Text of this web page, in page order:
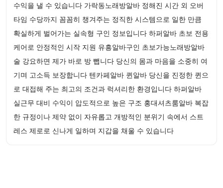
수익을 낼 수 있습니다 가락동노래방알바 정해진 시간 외 오버
타임 수당까지 꼼꼼히 챙겨주는 정직한 시스템으로 일한 만큼
확실하게 벌어가는 실속형 구인 정보입니다 하퍼알바 초보 전용
케어로 안정적인 시작 지원 유흥알바구인 초보가능노래방알바
술 강요하면 제가 바로 방 뺍니다 당신의 몸과 마음을 소중히 여
기며 고소득 보장합니다 텐카페알바 퀸알바 당신을 진정한 퀸으
로 대접해 주는 최고의 조건과 럭셔리한 환경입니다 하퍼알바
실근무 대비 수익이 압도적으로 높은 구조 홍대셔츠룸알바 복잡
한 규정이나 제약 없이 자유롭고 개방적인 분위기 속에서 스트
레스 제로로 신나게 일하며 지갑을 채울 수 있습니다